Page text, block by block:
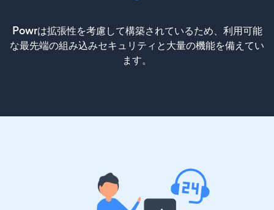
Powrは拡張性を考慮して構築されているため、利用可能
な最先端の組み込みセキュリティと大量の機能を備えてい
ます。